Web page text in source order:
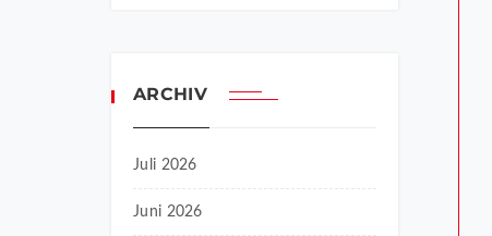
ARCHIV
Juli 2026
Juni 2026